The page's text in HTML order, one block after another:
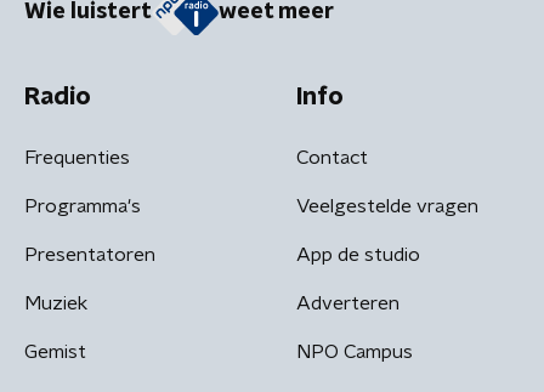
Wie luistert weet meer
Radio
Frequenties
Programma's
Presentatoren
Muziek
Gemist
Info
Contact
Veelgestelde vragen
App de studio
Adverteren
NPO Campus